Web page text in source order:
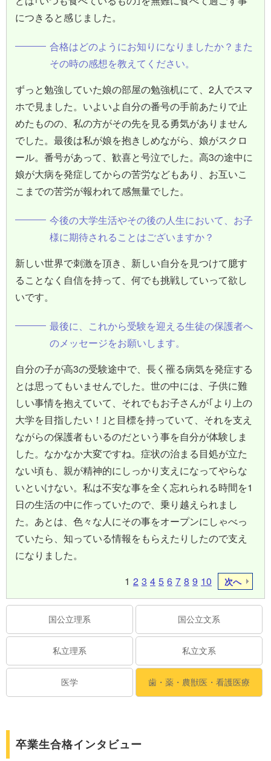
につきると感じました。
合格はどのようにお知りになりましたか？また
その時の感想を教えてください。
ずっと勉強していた娘の部屋の勉強机にて、2人でスマ
ホで見ました。いよいよ自分の番号の手前あたりで止
めたものの、私の方がその先を見る勇気がありません
でした。最後は私が娘を抱きしめながら、娘がスクロ
ール。番号があって、歓喜と号泣でした。高3の途中に
娘が大病を発症してからの苦労などもあり、お互いこ
こまでの苦労が報われて感無量でした。
今後の大学生活やその後の人生において、お子
様に期待されることはございますか？
新しい世界で刺激を頂き、新しい自分を見つけて臆す
ることなく自信を持って、何でも挑戦していって欲し
いです。
最後に、これから受験を迎える生徒の保護者へ
のメッセージをお願いします。
自分の子が高3の受験途中で、長く罹る病気を発症する
とは思ってもいませんでした。世の中には、子供に難
しい事情を抱えていて、それでもお子さんが｢より上の
大学を目指したい！｣と目標を持っていて、それを支え
ながらの保護者もいるのだという事を自分が体験しま
した。なかなか大変ですね。症状の治まる目処が立た
ない頃も、親が精神的にしっかり支えになってやらな
いといけない。私は不安な事を全く忘れられる時間を1
日の生活の中に作っていたので、乗り越えられまし
た。あとは、色々な人にその事をオープンにしゃべっ
ていたら、知っている情報をもらえたりしたので支え
になりました。
1 2 3 4 5 6 7 8 9 10 次へ
国公立理系 国公立文系
私立理系 私立文系
医学 歯・薬・農獣医・看護医療
卒業生合格インタビュー